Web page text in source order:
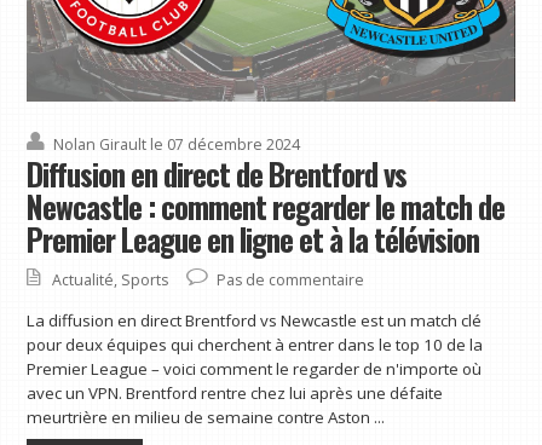
Nolan Girault le 07 décembre 2024
Diffusion en direct de Brentford vs
Newcastle : comment regarder le match de
Premier League en ligne et à la télévision
Actualité, Sports Pas de commentaire
La diffusion en direct Brentford vs Newcastle est un match clé
pour deux équipes qui cherchent à entrer dans le top 10 de la
Premier League – voici comment le regarder de n'importe où
avec un VPN. Brentford rentre chez lui après une défaite
meurtrière en milieu de semaine contre Aston ...